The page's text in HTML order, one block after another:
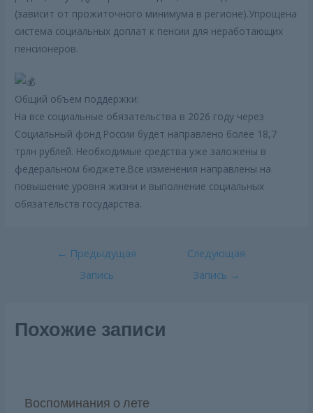
(зависит от прожиточного минимума в регионе).Упрощена
система социальных доплат к пенсии для неработающих
пенсионеров.
Общий объем поддержки:
На все социальные обязательства в 2026 году через
Социальный фонд России будет направлено более 18,7
трлн рублей. Необходимые средства уже заложены в
федеральном бюджете.Все изменения направлены на
повышение уровня жизни и выполнение социальных
обязательств государства.
Навигация
← Предыдущая
Запись
Следующая
Запись →
Похожие записи
Воспоминания о лете